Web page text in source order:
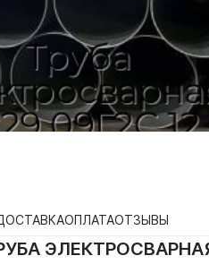
ОПЛАТАОТЗЫВЫ